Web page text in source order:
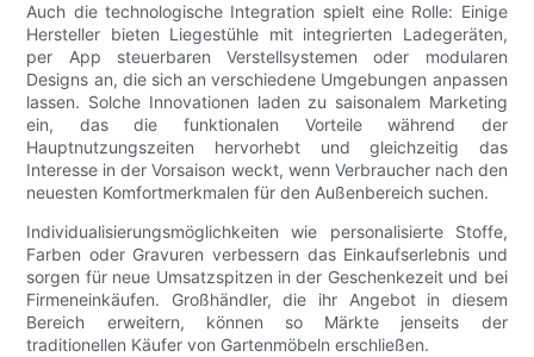
Auch die technologische Integration spielt eine Rolle: Einige
Hersteller bieten Liegestühle mit integrierten Ladegeräten,
per App steuerbaren Verstellsystemen oder modularen
Designs an, die sich an verschiedene Umgebungen anpassen
lassen. Solche Innovationen laden zu saisonalem Marketing
ein, das die funktionalen Vorteile während der
Hauptnutzungszeiten hervorhebt und gleichzeitig das
Interesse in der Vorsaison weckt, wenn Verbraucher nach den
neuesten Komfortmerkmalen für den Außenbereich suchen.
Individualisierungsmöglichkeiten wie personalisierte Stoffe,
Farben oder Gravuren verbessern das Einkaufserlebnis und
sorgen für neue Umsatzspitzen in der Geschenkezeit und bei
Firmeneinkäufen. Großhändler, die ihr Angebot in diesem
Bereich erweitern, können so Märkte jenseits der
traditionellen Käufer von Gartenmöbeln erschließen.